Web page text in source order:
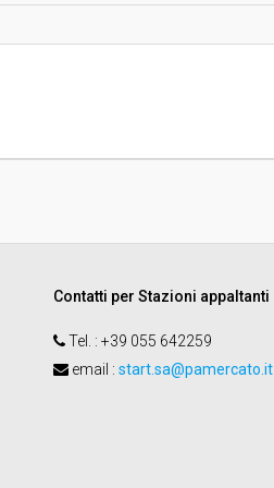
€ 180.000,00
Contatti per Stazioni appaltanti
Tel.
: +39 055 642259
email : start.sa@pamercato.it